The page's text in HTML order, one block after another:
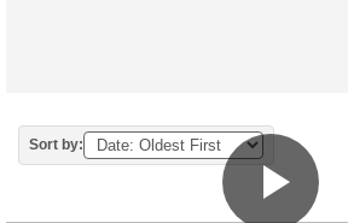
Sort by: